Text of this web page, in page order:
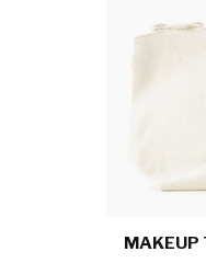
MAKEUP